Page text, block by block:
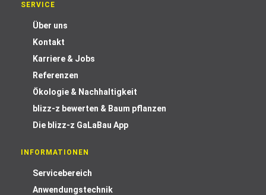
SERVICE
Über uns
Kontakt
Karriere & Jobs
Referenzen
Ökologie & Nachhaltigkeit
blizz-z bewerten & Baum pflanzen
Die blizz-z GaLaBau App
INFORMATIONEN
Servicebereich
Anwendungstechnik